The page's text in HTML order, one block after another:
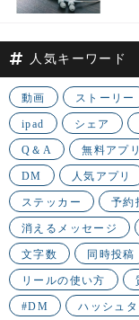
人気キーワード
動画 ストーリー
ipad シェア
Q＆A 無料アプリ
DM 人気アプリ
ステッカー 予約
消えるメッセージ
文字数 同時投稿
リールの使い方
#DM ハッシュタ